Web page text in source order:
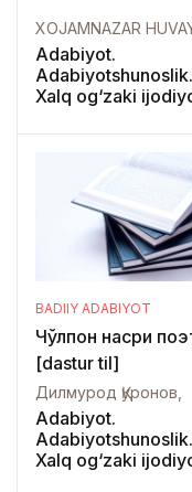
Adabiyot.
Adabiyotshunoslik.
Xalq og‘zaki
BADIIY ADABIYOT
Чўлпон насри
[dastur til]
Дилмурод Қуронов,
Adabiyot.
Adabiyotshunoslik.
Xalq og‘zaki